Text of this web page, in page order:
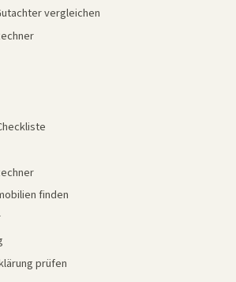
vergleichen
finden
prüfen